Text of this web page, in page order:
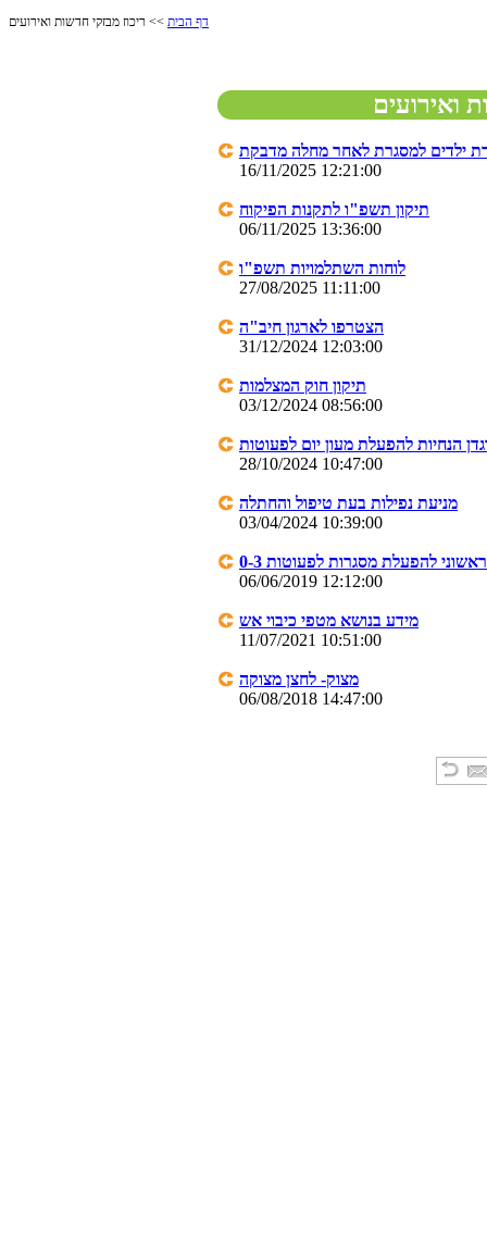
דף הבית >> ריכוז מבזקי חדשות ואירועים
ואירועים
ילדים למסגרת לאחר מחלה מדבקת
16/11/2025 12:21:00
תיקון תשפ"ו לתקנות הפיקוח
06/11/2025 13:36:00
לוחות השתלמויות תשפ"ו
27/08/2025 11:11:00
הצטרפו לארגון חיב"ה
31/12/2024 12:03:00
תיקון חוק המצלמות
03/12/2024 08:56:00
הנחיות להפעלת מעון יום לפעוטות
28/10/2024 10:47:00
מניעת נפילות בעת טיפול והחתלה
03/04/2024 10:39:00
להפעלת מסגרות לפעוטות 0-3
06/06/2019 12:12:00
מידע בנושא מטפי כיבוי אש
11/07/2021 10:51:00
מצוק- לחצן מצוקה
06/08/2018 14:47:00